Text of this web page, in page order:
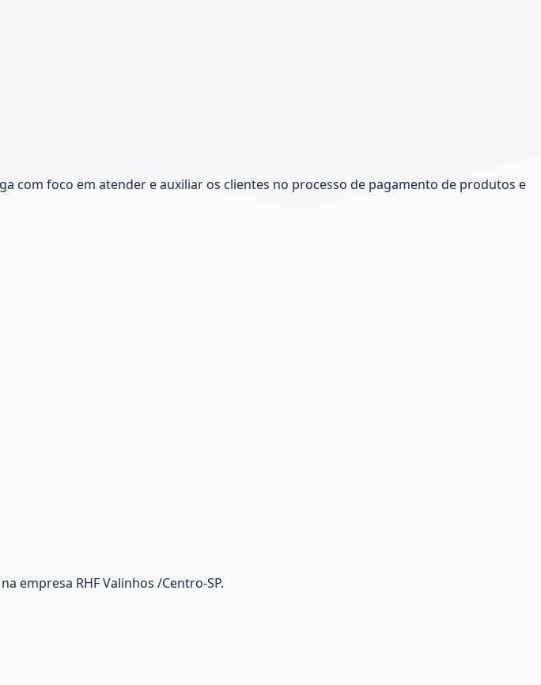
com foco em atender e auxiliar os clientes no processo de pagamento de produtos e
empresa RHF Valinhos /Centro-SP.